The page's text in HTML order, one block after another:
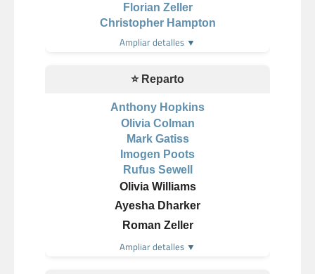
Florian Zeller
Christopher Hampton
Ampliar detalles ▼
⭐ Reparto
Anthony Hopkins
Olivia Colman
Mark Gatiss
Imogen Poots
Rufus Sewell
Olivia Williams
Ayesha Dharker
Roman Zeller
Ampliar detalles ▼